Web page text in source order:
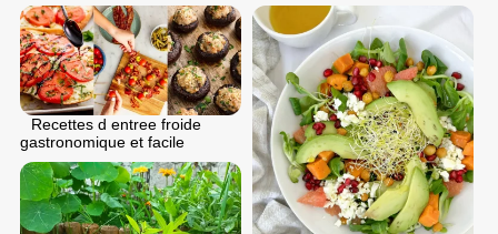
Recettes d entree froide
gastronomique et facile